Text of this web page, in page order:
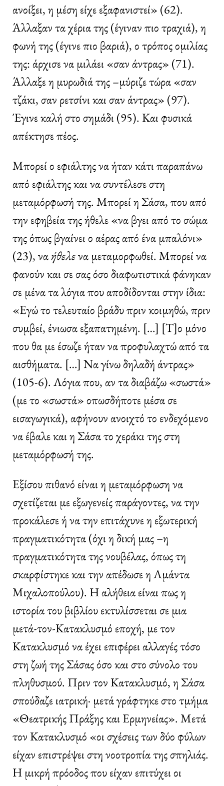
ανοίξει, η μέση είχε εξαφανιστεί» (62).
Άλλαξαν τα χέρια της (έγιναν πιο τραχιά), η
φωνή της (έγινε πιο βαριά), ο τρόπος ομιλίας
της: άρχισε να μιλάει «σαν άντρας» (71).
Άλλαξε η μυρωδιά της –μύριζε τώρα «σαν
τζάκι, σαν ρετσίνι και σαν άντρας» (97).
Έγινε καλή στο σημάδι (95). Και φυσικά
απέκτησε πέος.
Μπορεί ο εφιάλτης να ήταν κάτι παραπάνω
από εφιάλτης και να συντέλεσε στη
μεταμόρφωσή της. Μπορεί η Σάσα, που από
την εφηβεία της ήθελε «να βγει από το σώμα
της όπως βγαίνει ο αέρας από ένα μπαλόνι»
(23), ναήθελενα μεταμορφωθεί. Μπορεί να
φανούν και σε σας όσο διαφωτιστικά φάνηκαν
σε μένα τα λόγια που αποδίδονται στην ίδια:
«Εγώ το τελευταίο βράδυ πριν κοιμηθώ, πριν
συμβεί, ένιωσα εξαπατημένη. […] [Τ]ο μόνο
που θα με έσωζε ήταν να προφυλαχτώ από τα
αισθήματα. […] Να γίνω δηλαδή άντρας»
(105-6). Λόγια που, αν τα διαβάζω «σωστά»
(με το «σωστά» οπωσδήποτε μέσα σε
εισαγωγικά), αφήνουν ανοιχτό το ενδεχόμενο
να έβαλε και η Σάσα το χεράκι της στη
μεταμόρφωσή της.
Εξίσου πιθανό είναι η μεταμόρφωση να
σχετίζεται με εξωγενείς παράγοντες, να την
προκάλεσε ή να την επιτάχυνε η εξωτερική
πραγματικότητα (όχι η δική μας –η
πραγματικότητα της νουβέλας, όπως τη
σκαρφίστηκε και την απέδωσε η Αμάντα
Μιχαλοπούλου). Η αλήθεια είναι πως η
ιστορία του βιβλίου εκτυλίσσεται σε μια
μετά-τον-Κατακλυσμό εποχή, με τον
Κατακλυσμό να έχει επιφέρει αλλαγές τόσο
στη ζωή της Σάσας όσο και στο σύνολο του
πληθυσμού. Πριν τον Κατακλυσμό, η Σάσα
σπούδαζε ιατρική· μετά γράφτηκε στο τμήμα
«Θεατρικής Πράξης και Ερμηνείας». Μετά
τον Κατακλυσμό «οι σχέσεις των δύο φύλων
είχαν επιστρέψει στη νοοτροπία της σπηλιάς.
Η μικρή πρόοδος που είχαν επιτύχει οι